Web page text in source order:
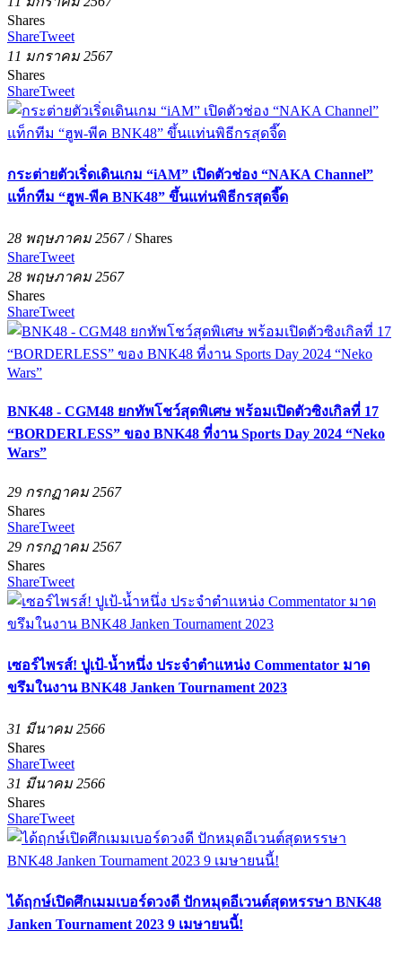
Shares
ShareTweet
11 มกราคม 2567
Shares
ShareTweet
กระต่ายตัวเริ่ดเดินเกม “iAM” เปิดตัวช่อง “NAKA Channel”
แท็กทีม “ฮูพ-พีค BNK48” ขึ้นแท่นพิธีกรสุดจี๊ด
28 พฤษภาคม 2567/ Shares
ShareTweet
28 พฤษภาคม 2567
Shares
ShareTweet
BNK48 - CGM48 ยกทัพโชว์สุดพิเศษ พร้อมเปิดตัวซิงเกิลที่ 17
“BORDERLESS” ของ BNK48 ที่งาน Sports Day 2024 “Neko
Wars”
29 กรกฏาคม 2567
Shares
ShareTweet
29 กรกฏาคม 2567
Shares
ShareTweet
เซอร์ไพรส์! ปูเป้-น้ำหนึ่ง ประจำตำแหน่ง Commentator มาด
ขรึมในงาน BNK48 Janken Tournament 2023
31 มีนาคม 2566
Shares
ShareTweet
31 มีนาคม 2566
Shares
ShareTweet
ได้ฤกษ์เปิดศึกเมมเบอร์ดวงดี ปักหมุดอีเวนต์สุดหรรษา BNK48
Janken Tournament 2023 9 เมษายนนี้!